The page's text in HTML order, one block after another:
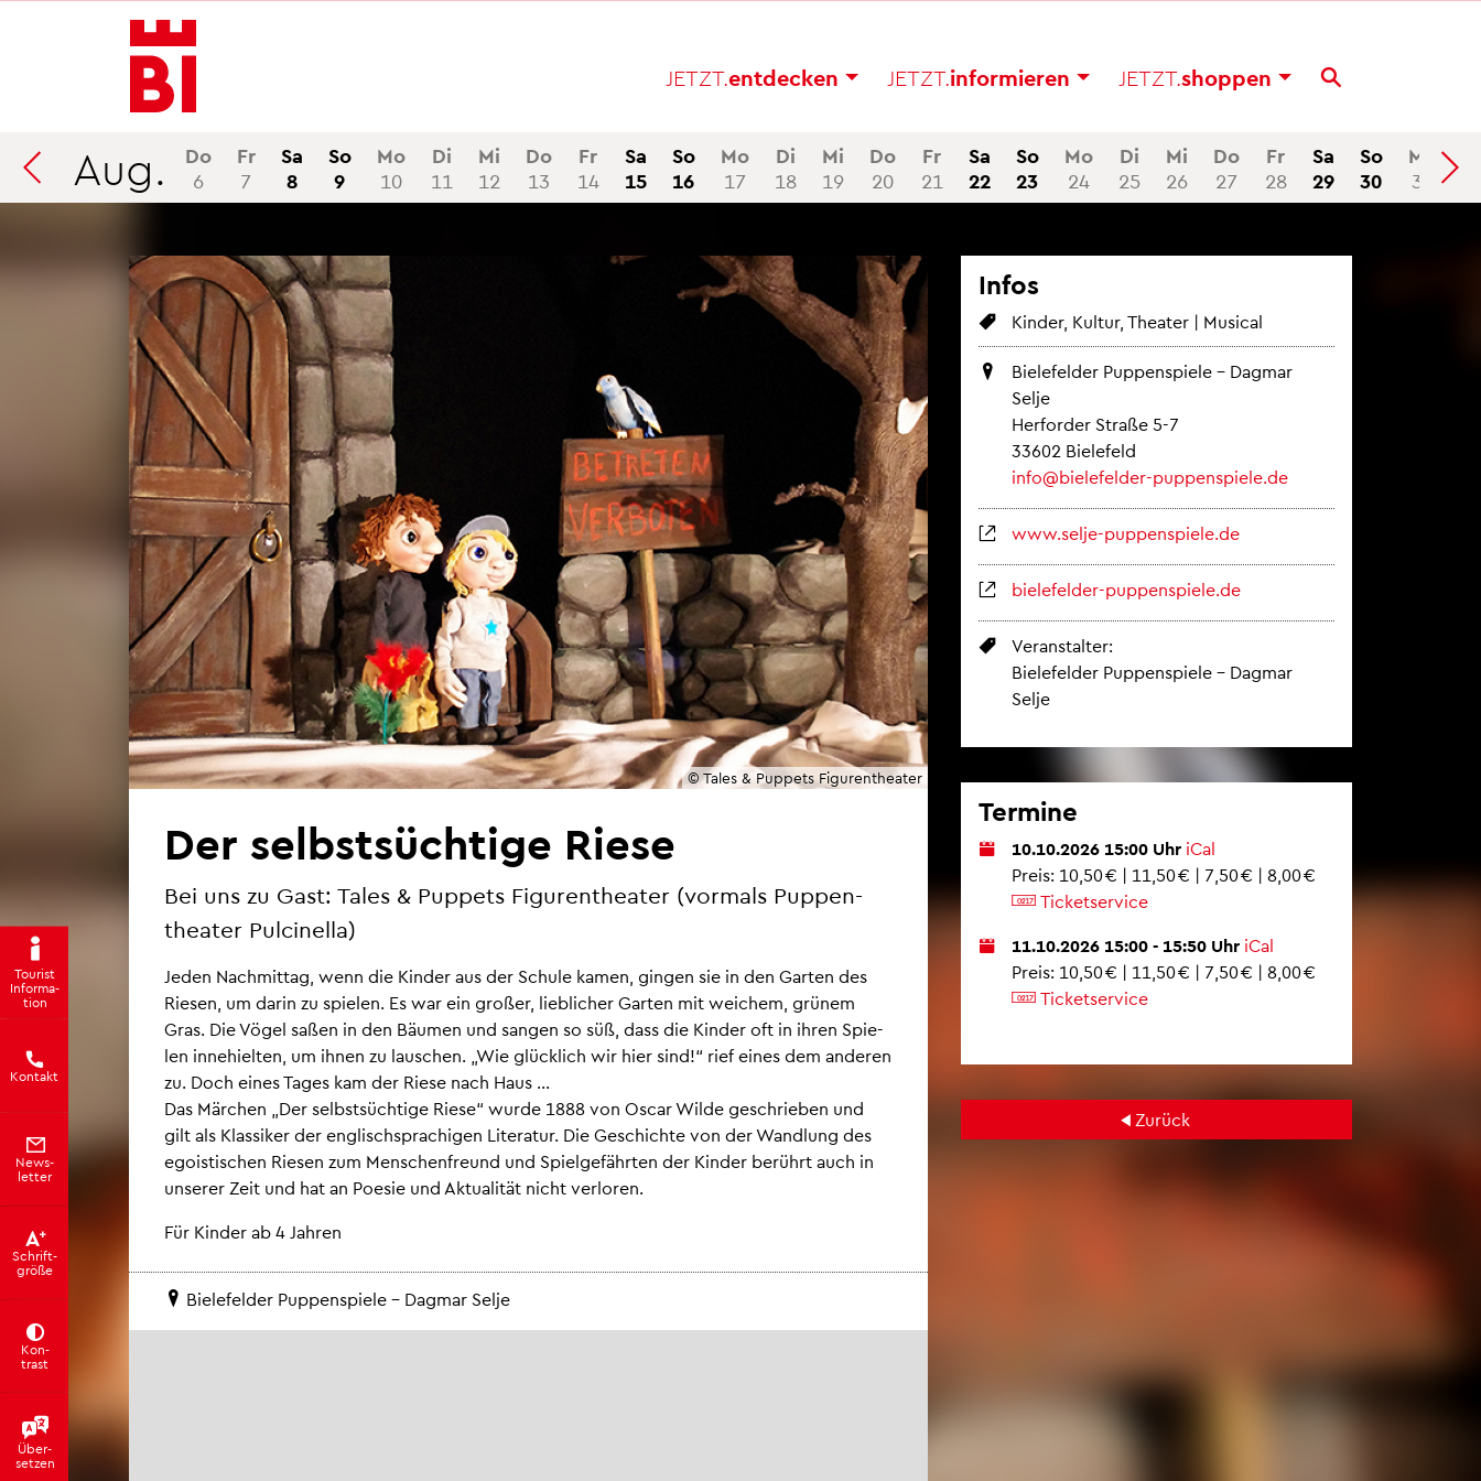
In­
halt
an­
sprin­
Menü
an­
sprin­
gen
Suche
an­
sprin­
gen
JETZT.ent­de­cken JETZT.in­for­mie­ren JETZT.shop­pen
Tou­rist
In­for­ma­
ti­on
Kon­takt
News­
let­ter
Schrift­
grö­ße
Kon­
trast
Über­
set­zen
Aug.
Do
6
Fr
7
Sa
8
So
9
Mo
10
Di
11
Mi
12
Do
13
Fr
14
Sa
15
So
16
Mo
17
Di
18
Mi
19
Do
20
Fr
21
Sa
22
So
23
Mo
24
Di
25
Mi
26
Do
27
Fr
28
Sa
29
So
30
Mo
31
© Tales & Pup­pets Fi­gu­ren­thea­ter
Der selbst­süch­ti­ge Riese
Bei uns zu Gast: Tales & Pup­pets Fi­gu­ren­thea­ter (vor­mals Pup­pen­
thea­ter Pulci­nella)
Jeden Nach­mit­tag, wenn die Kin­der aus der Schu­le kamen, gin­gen sie in den Gar­ten des
Rie­sen, um darin zu spie­len. Es war ein gro­ßer, lieb­li­cher Gar­ten mit wei­chem, grü­nem
Gras. Die Vögel saßen in den Bäu­men und san­gen so süß, dass die Kin­der oft in ihren Spie­
len in­ne­hiel­ten, um ihnen zu lau­schen. „Wie glück­lich wir hier sind!“ rief eines dem an­de­ren
zu. Doch eines Tages kam der Riese nach Haus ...
Das Mär­chen „Der selbst­süch­ti­ge Riese“ wurde 1888 von Oscar Wilde ge­schrie­ben und
gilt als Klas­si­ker der eng­lisch­spra­chi­gen Li­te­ra­tur. Die Ge­schich­te von der Wand­lung des
ego­is­ti­schen Rie­sen zum Men­schen­freund und Spiel­ge­fähr­ten der Kin­der be­rührt auch in
un­se­rer Zeit und hat an Poe­sie und Ak­tua­li­tät nicht ver­lo­ren.
Für Kin­der ab 4 Jah­ren
Bie­le­fel­der Pup­pen­spie­le – Dag­mar Selje
Infos
Kin­der, Kul­tur, Thea­ter | Mu­si­cal
Bie­le­fel­der Pup­pen­spie­le – Dag­mar
Selje
Her­for­der Stra­ße 5-7
33602 Bie­le­feld
info@​bielefelder-​pup​pens​piel​e.​de
www.​selje-​pup​pens​piel​e.​de
bie­le­fel­der-pup­pen­spie­le.de
Ver­an­stal­ter:
Bie­le­fel­der Pup­pen­spie­le – Dag­mar
Selje
Ter­mi­ne
10.10.2026 15:00 Uhr iCal
Preis: 10,50 € | 11,50 € | 7,50 € | 8,00 €
Ti­cket­ser­vice
11.10.2026 15:00 - 15:50 Uhr iCal
Preis: 10,50 € | 11,50 € | 7,50 € | 8,00 €
Ti­cket­ser­vice
Zu­rück